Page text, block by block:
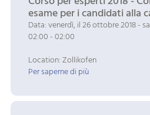
esame per i candidati alla
Data: venerdì, il 26 ottobre 2018 -
02:00 - 02:00
Location: Zollikofen
Per saperne di più